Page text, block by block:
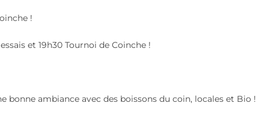
!
et 19h30 Tournoi de Coinche !
bonne ambiance avec des boissons du coin, locales et Bio !